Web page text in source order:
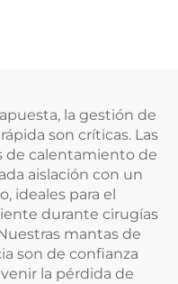
la gestión de
son críticas. Las
de calentamiento de
aislación con un
ideales para el
durante cirugías
mantas de
son de confianza
la pérdida de